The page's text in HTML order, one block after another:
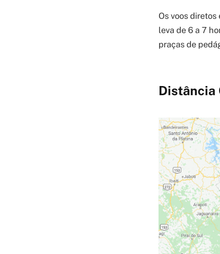
Os voos
leva de 6 a 7
praças de
Distância